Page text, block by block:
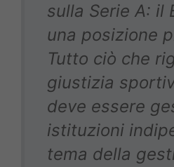
sulla Serie A: il
una posizione
Tutto ciò che
giustizia
deve essere
istituzioni
tema della